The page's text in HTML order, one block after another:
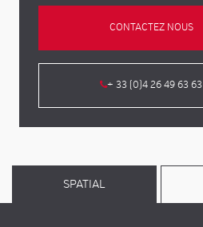
CONTACTEZ NOUS
+ 33 (0)4 26 49 63 63
SPATIAL